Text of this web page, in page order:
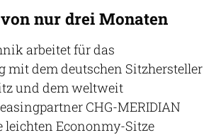
nur drei Monaten
arbeitet für das
mit dem deutschen Sitzhersteller
und dem weltweit
CHG-MERIDIAN
leichten Econonmy-Sitze